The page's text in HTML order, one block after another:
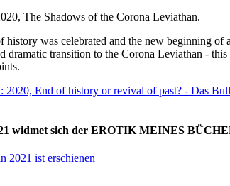
The Shadows of the Corona Leviathan.
history was celebrated and the new beginning
dramatic transition to the Corona Leviathan -
2020, End of history or revival of past? - Das
widmet sich der EROTIK MEINES
2021 ist erschienen